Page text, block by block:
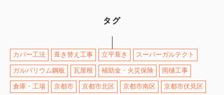
タグ
カバー工法 葺き替え工事 立平葺き スーパーガルテクト
ガルバリウム鋼板 瓦屋根 補助金・火災保険 雨樋工事
倉庫・工場 京都市 京都市北区 京都市南区 京都市伏見区